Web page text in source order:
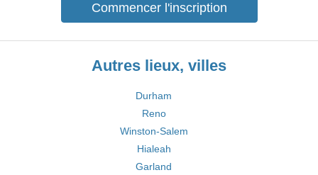
Commencer l'inscription
Autres lieux, villes
Durham
Reno
Winston-Salem
Hialeah
Garland